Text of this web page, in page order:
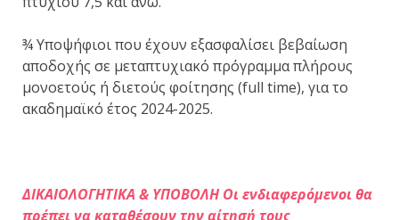
¾ Υποψήφιοι που έχουν εξασφαλίσει βεβαίωση
αποδοχής σε μεταπτυχιακό πρόγραμμα πλήρους
μονοετούς ή διετούς φοίτησης (full time), για το
ακαδημαϊκό έτος 2024-2025.
ΔΙΚΑΙΟΛΟΓΗΤΙΚΑ & ΥΠΟΒΟΛΗ Οι ενδιαφερόμενοι θα
πρέπει να καταθέσουν την αίτησή τους